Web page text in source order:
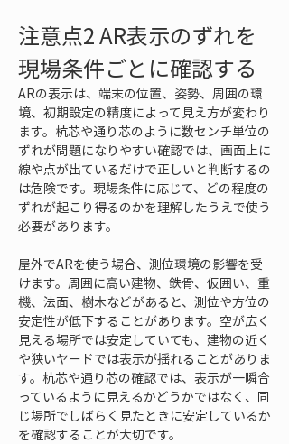
注意点2 AR表示のずれを
現場条件ごとに確認する
ARの表示は、端末の位置、姿勢、周囲の環
境、初期設定の精度によって見え方が変わり
ます。杭芯や通り芯のように数センチ単位の
ずれが問題になりやすい確認では、画面上に
線や点が出ているだけで正しいと判断するの
は危険です。現場条件に応じて、どの程度の
ずれが起こり得るのかを理解したうえで使う
必要があります。
屋外でARを使う場合、測位環境の影響を受
けます。周囲に高い建物、鉄骨、仮囲い、重
機、法面、樹木などがあると、測位や方位の
安定性が低下することがあります。空が広く
見える場所では安定していても、建物の近く
や狭いヤードでは表示が揺れることがありま
す。杭芯や通り芯の確認では、表示が一瞬合
っているように見えるかどうかではなく、同
じ場所でしばらく見たときに安定しているか
を確認することが大切です。